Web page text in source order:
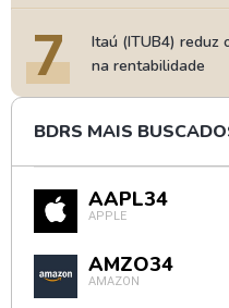
7
Itaú (ITUB4) reduz
na rentabilidade
BDRS MAIS
AAPL34
APPLE
AMZO34
AMAZON